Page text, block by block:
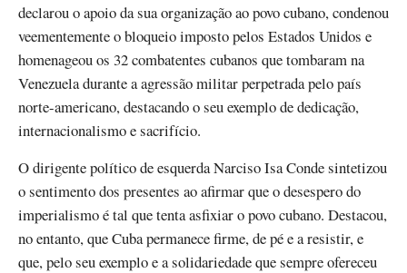
declarou o apoio da sua organização ao povo cubano, condenou
veementemente o bloqueio imposto pelos Estados Unidos e
homenageou os 32 combatentes cubanos que tombaram na
Venezuela durante a agressão militar perpetrada pelo país
norte-americano, destacando o seu exemplo de dedicação,
internacionalismo e sacrifício.
O dirigente político de esquerda Narciso Isa Conde sintetizou
o sentimento dos presentes ao afirmar que o desespero do
imperialismo é tal que tenta asfixiar o povo cubano. Destacou,
no entanto, que Cuba permanece firme, de pé e a resistir, e
que, pelo seu exemplo e a solidariedade que sempre ofereceu